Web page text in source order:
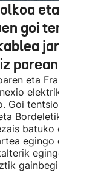
eta
goi tentsioko
jartzen
parean
eta Frantziaren
elektrikoa
Goi tentsioko linea
Bordeletik gertu
batuko ditu eta
egingo du ur
egingo ez
gainbegiratuko